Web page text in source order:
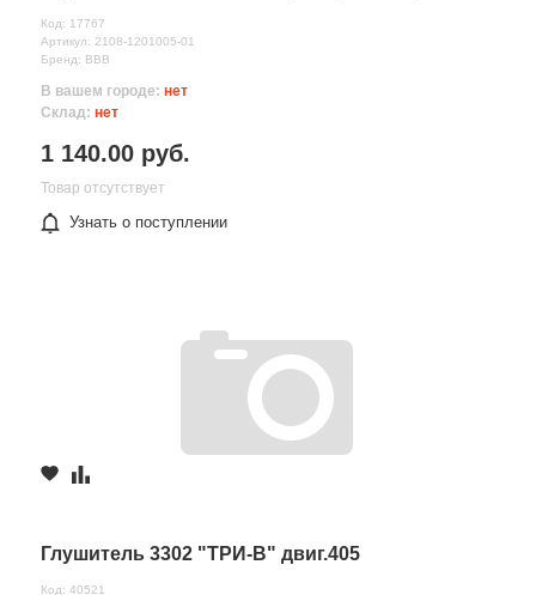
Код: 17767
Артикул: 2108-1201005-01
Бренд: ВВВ
В вашем городе: нет
Склад: нет
1 140.00 руб.
Товар отсутствует
Узнать о поступлении
Глушитель 3302 "ТРИ-В" двиг.405
Код: 40521